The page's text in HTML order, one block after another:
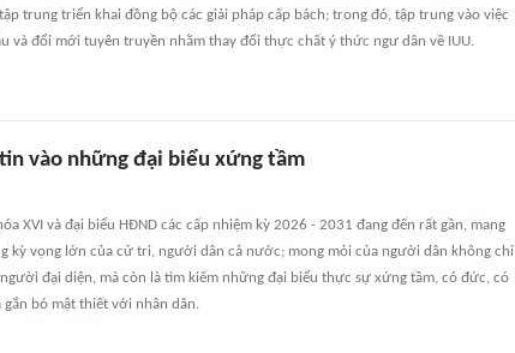
trung triển khai đồng bộ các giải pháp cấp bách; trong đó, tập trung vào việc
và đổi mới tuyên truyền nhằm thay đổi thực chất ý thức ngư dân về IUU.
vào những đại biểu xứng tầm
XVI và đại biểu HĐND các cấp nhiệm kỳ 2026 - 2031 đang đến rất gần, mang
kỳ vọng lớn của cử tri, người dân cả nước; mong mỏi của người dân không chỉ
đại diện, mà còn là tìm kiếm những đại biểu thực sự xứng tầm, có đức, có
gắn bó mật thiết với nhân dân.